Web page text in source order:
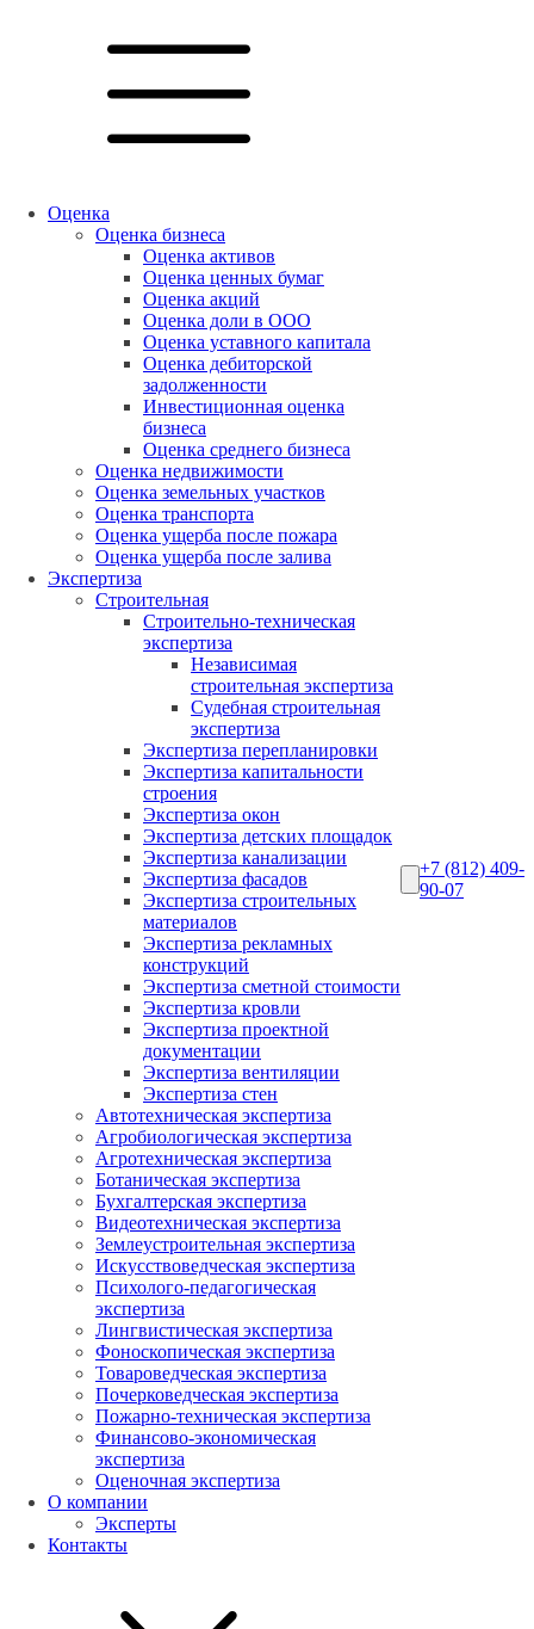
Оценка
Оценка бизнеса
Оценка активов
Оценка ценных бумаг
Оценка акций
Оценка доли в ООО
Оценка уставного капитала
Оценка дебиторской
задолженности
Инвестиционная оценка
бизнеса
Оценка среднего бизнеса
Оценка недвижимости
Оценка земельных участков
Оценка транспорта
Оценка ущерба после пожара
Оценка ущерба после залива
Экспертиза
Строительная
Строительно-техническая
экспертиза
Независимая
строительная экспертиза
Судебная строительная
экспертиза
Экспертиза перепланировки
Экспертиза капитальности
строения
Экспертиза окон
Экспертиза детских площадок
Экспертиза канализации
Экспертиза фасадов
Экспертиза строительных
материалов
Экспертиза рекламных
конструкций
Экспертиза сметной стоимости
Экспертиза кровли
Экспертиза проектной
документации
Экспертиза вентиляции
Экспертиза стен
Автотехническая экспертиза
Агробиологическая экспертиза
Агротехническая экспертиза
Ботаническая экспертиза
Бухгалтерская экспертиза
Видеотехническая экспертиза
Землеустроительная экспертиза
Искусствоведческая экспертиза
Психолого-педагогическая
экспертиза
Лингвистическая экспертиза
Фоноскопическая экспертиза
Товароведческая экспертиза
Почерковедческая экспертиза
Пожарно-техническая экспертиза
Финансово-экономическая
экспертиза
Оценочная экспертиза
О компании
Эксперты
Контакты
+7 (812) 409-
90-07